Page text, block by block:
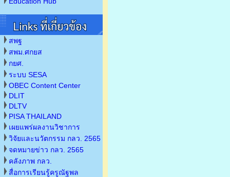
สพฐ
สพม.ศกยส
กยศ.
ระบบ SESA
OBEC Content Center
DLIT
DLTV
PISA THAILAND
เผยแพร่ผลงานวิชาการ
วิจัยและนวัตกรรม กลว. 2565
จดหมายข่าว กลว. 2565
คลังภาพ กลว.
สื่อการเรียนรู้ครูณัฐพล